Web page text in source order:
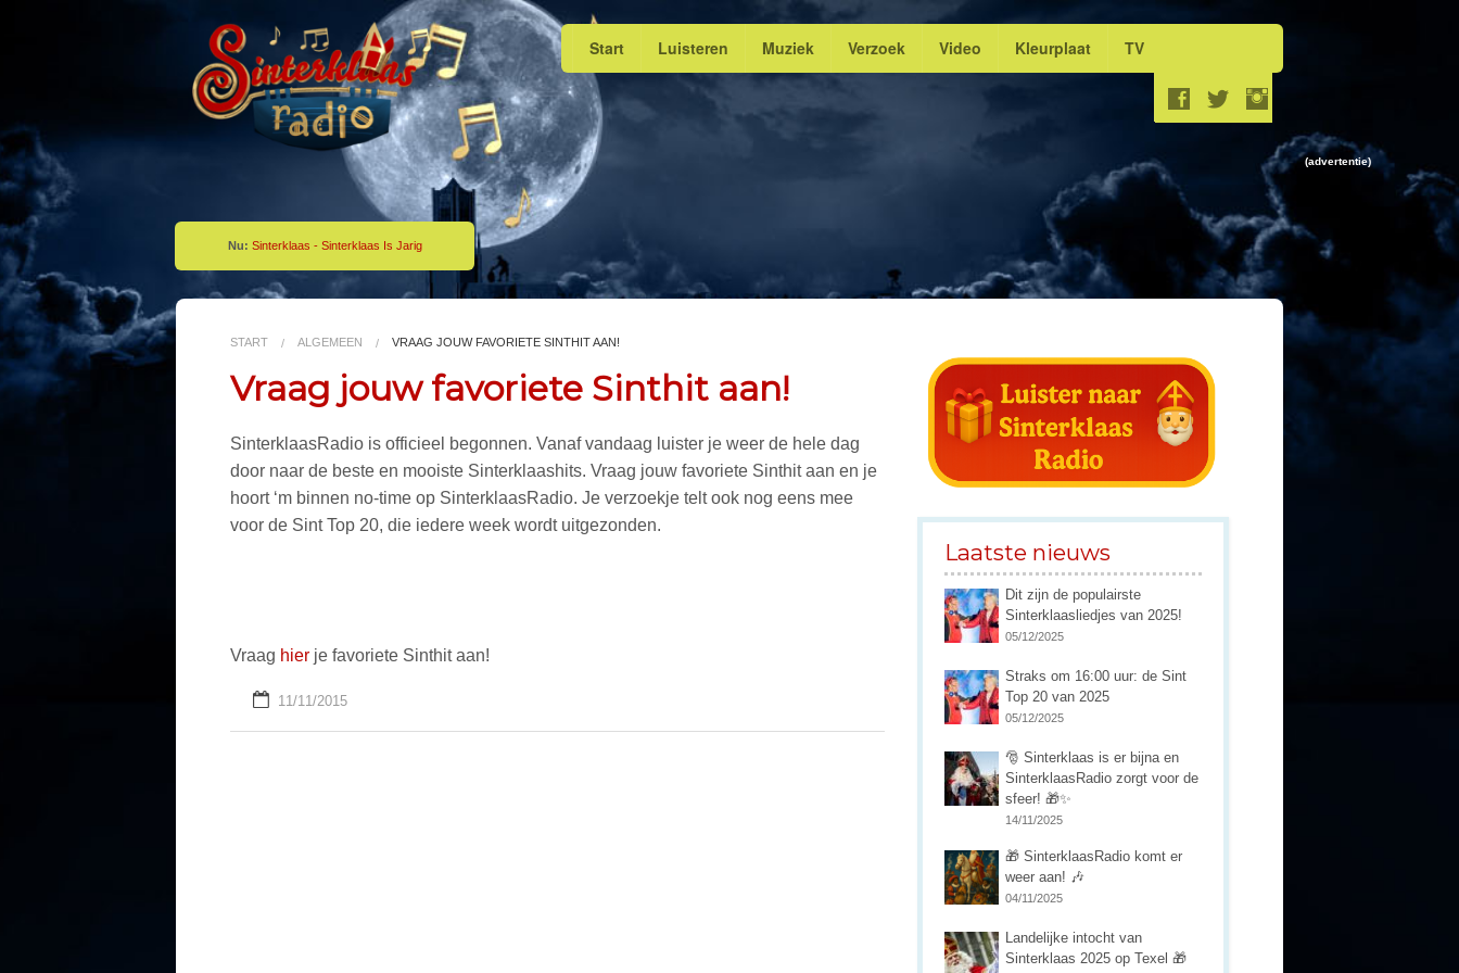
Start Luisteren Muziek Verzoek Video Kleurplaat TV
Nu: Sinterklaas - Sinterklaas Is Jarig
(advertentie)
START ALGEMEEN VRAAG JOUW FAVORIETE SINTHIT AAN!
Vraag jouw favoriete Sinthit aan!
SinterklaasRadio is officieel begonnen. Vanaf vandaag luister je weer de hele dag
door naar de beste en mooiste Sinterklaashits. Vraag jouw favoriete Sinthit aan en je
hoort ‘m binnen no-time op SinterklaasRadio. Je verzoekje telt ook nog eens mee
voor de Sint Top 20, die iedere week wordt uitgezonden.
Vraag hier je favoriete Sinthit aan!
11/11/2015
Laatste nieuws
Dit zijn de populairste
Sinterklaasliedjes van 2025!
05/12/2025
Straks om 16:00 uur: de Sint
Top 20 van 2025
05/12/2025
🎅 Sinterklaas is er bijna en
SinterklaasRadio zorgt voor de
sfeer! 🎁✨
14/11/2025
🎁 SinterklaasRadio komt er
weer aan! 🎶
04/11/2025
Landelijke intocht van
Sinterklaas 2025 op Texel 🎁